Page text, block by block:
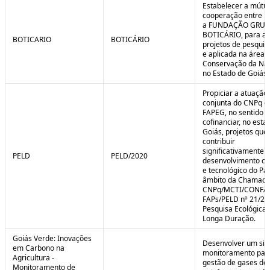
BOTICARIO BOTICÁRIO
Estabelecer a
cooperação entre
a FUNDAÇÃO
BOTICÁRIO, para
projetos de
e aplicada na área
Conservação da
no Estado de Goiás.
PELD PELD/2020
Propiciar a atuação
conjunta do CNPq e
FAPEG, no sentido
cofinanciar, no
Goiás, projetos que
contribuir
significativamente
desenvolvimento
e tecnológico do
âmbito da Chamada
CNPq/MCTI/
FAPs/PELD nº 21/
Pesquisa Ecológica
Longa Duração.
Goiás Verde: Inovações
em Carbono na
Agricultura -
Monitoramento de
Desenvolver um
monitoramento
gestão de gases